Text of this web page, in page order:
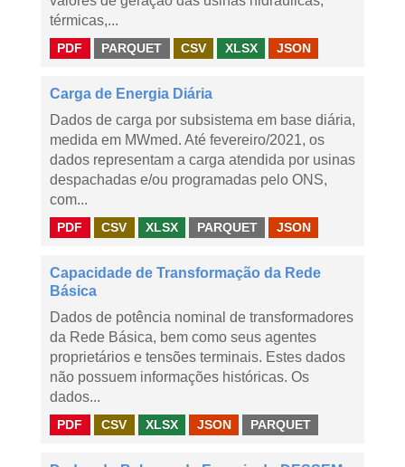
térmicas,...
PDF PARQUET CSV XLSX JSON
Carga de Energia Diária
Dados de carga por subsistema em base diária,
medida em MWmed. Até fevereiro/2021, os
dados representam a carga atendida por usinas
despachadas e/ou programadas pelo ONS,
com...
PDF CSV XLSX PARQUET JSON
Capacidade de Transformação da Rede
Básica
Dados de potência nominal de transformadores
da Rede Básica, bem como seus agentes
proprietários e tensões terminais. Estes dados
não possuem informações históricas. Os
dados...
PDF CSV XLSX JSON PARQUET